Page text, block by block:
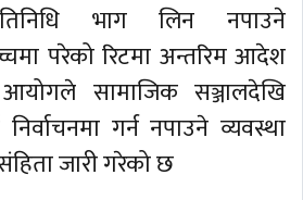
भाग लिन नपाउने
परेको रिटमा अन्तरिम आदेश
सामाजिक सञ्जालदेखि
गर्न नपाउने व्यवस्था
जारी गरेको छ